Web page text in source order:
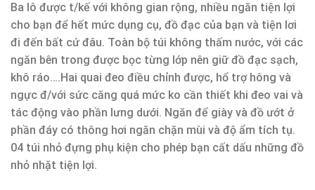
Ba lô được t/kế với không gian rộng, nhiều ngăn tiện lợi
cho bạn để hết mức dụng cụ, đồ đạc của bạn và tiện lơi
đi đến bất cứ đâu. Toàn bộ túi không thấm nước, với các
ngăn bên trong được bọc từng lớp nên giữ đồ đạc sạch,
khô ráo….Hai quai đeo điều chỉnh được, hổ trợ hông và
ngực đ/với sức căng quá mức ko cần thiết khi đeo vai và
tác động vào phần lưng dưới. Ngăn để giày và đồ ướt ở
phần đáy có thông hơi ngăn chặn mùi và độ ẩm tích tụ.
04 túi nhỏ đựng phụ kiện cho phép bạn cất dấu những đồ
nhỏ nhặt tiện lợi.